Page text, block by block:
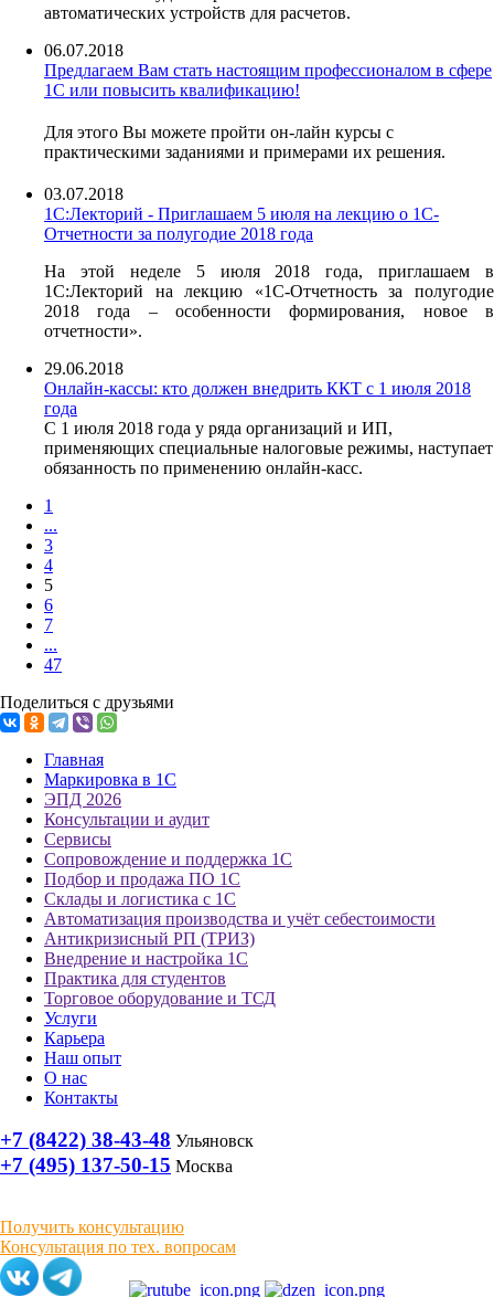
автоматических устройств для расчетов.
06.07.2018
Предлагаем Вам стать настоящим профессионалом в сфере
1С или повысить квалификацию!
Для этого Вы можете пройти он-лайн курсы с
практическими заданиями и примерами их решения.
03.07.2018
1С:Лекторий - Приглашаем 5 июля на лекцию о 1С-
Отчетности за полугодие 2018 года
На этой неделе 5 июля 2018 года, приглашаем в
1С:Лекторий на лекцию «1С-Отчетность за полугодие
2018 года – особенности формирования, новое в
отчетности».
29.06.2018
Онлайн-кассы: кто должен внедрить ККТ с 1 июля 2018
года
С 1 июля 2018 года у ряда организаций и ИП,
применяющих специальные налоговые режимы, наступает
обязанность по применению онлайн-касс.
1
...
3
4
5
6
7
...
47
Поделиться с друзьями
Главная
Маркировка в 1С
ЭПД 2026
Консультации и аудит
Сервисы
Сопровождение и поддержка 1С
Подбор и продажа ПО 1С
Склады и логистика с 1С
Автоматизация производства и учёт себестоимости
Антикризисный РП (ТРИЗ)
Внедрение и настройка 1С
Практика для студентов
Торговое оборудование и ТСД
Услуги
Карьера
Наш опыт
О нас
Контакты
+7 (8422) 38-43-48 Ульяновск
+7 (495) 137-50-15 Москва
Получить консультацию
Консультация по тех. вопросам